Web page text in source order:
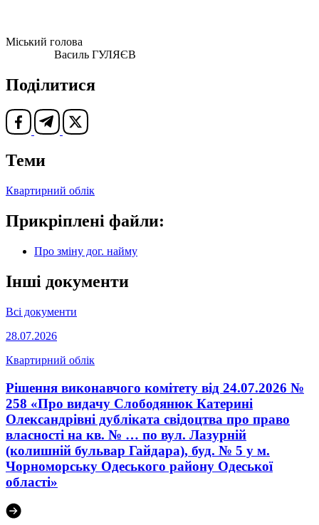
Міський голова
Василь ГУЛЯЄВ
Поділитися
Теми
Квартирний облік
Прикріплені файли:
Про зміну дог. найму
Інші документи
Всі документи
28.07.2026
Квартирний облік
Рішення виконавчого комітету від 24.07.2026 №
258 «Про видачу Слободянюк Катерині
Олександрівні дубліката свідоцтва про право
власності на кв. № … по вул. Лазурній
(колишній бульвар Гайдара), буд. № 5 у м.
Чорноморську Одеського району Одеської
області»